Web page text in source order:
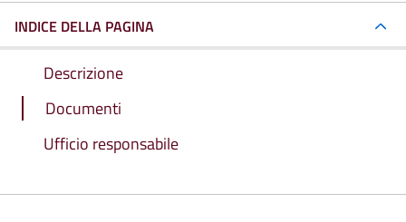
INDICE DELLA PAGINA
Descrizione
Documenti
Ufficio responsabile